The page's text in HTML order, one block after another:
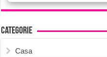
Categorie
Casa